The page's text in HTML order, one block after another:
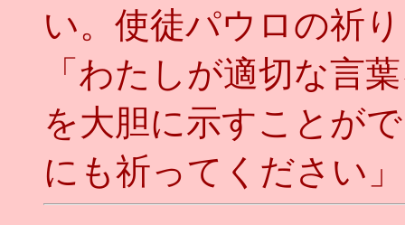
い。使徒パウロの祈
「わたしが適切な言
を大胆に示すことが
にも祈ってください